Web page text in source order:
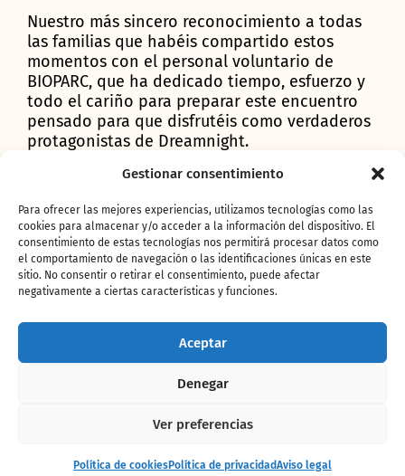
Gestionar consentimiento
Para ofrecer las mejores experiencias, utilizamos tecnologías como las
cookies para almacenar y/o acceder a la información del dispositivo. El
consentimiento de estas tecnologías nos permitirá procesar datos como
el comportamiento de navegación o las identificaciones únicas en este
sitio. No consentir o retirar el consentimiento, puede afectar
negativamente a ciertas características y funciones.
Aceptar
Denegar
Ver preferencias
Política de cookiesPolítica de privacidadAviso legal
Nuestro más sincero reconocimiento a todas
las familias que habéis compartido estos
momentos con el personal voluntario de
BIOPARC, que ha dedicado tiempo, esfuerzo y
todo el cariño para preparar este encuentro
pensado para que disfrutéis como verdaderos
protagonistas de Dreamnight.
Dreamnight es mucho más que un evento. Es
colaboración, la solidaridad y la empatía. Es la
demostración de que, cuando personas y
organizaciones unen su empeño por una
causa común, pueden crear recuerdos
imborrables y ofrecer instantes de felicidad
Esperamos que hayáis disfrutado de esta
Dreamnight y que en la memoria quede la
imagen más bonita de BIOPARC Valencia.
Desde BIOPARC Valencia queremos agradecer
restauración, tienda y otros servicios,
Comprar
Entrada